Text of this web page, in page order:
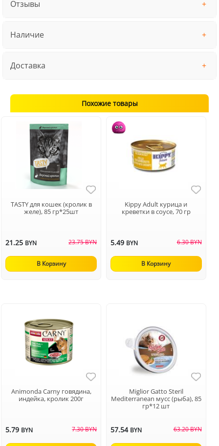
Отзывы
Наличие
Доставка
Похожие товары
TASTY для кошек (кролик в
желе), 85 гр*25шт
21.25 BYN 23.75 BYN
В Корзину
Kippy Adult курица и
креветки в соусе, 70 гр
5.49 BYN 6.30 BYN
В Корзину
Animonda Carny говядина,
индейка, кролик 200г
5.79 BYN 7.30 BYN
Miglior Gatto Steril
Mediterranean мусс (рыба), 85
гр*12 шт
57.54 BYN 63.20 BYN